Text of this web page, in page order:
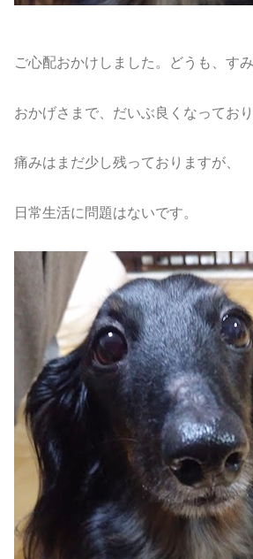
ご心配おかけしました。どうも、すみ
おかげさまで、だいぶ良くなっており
痛みはまだ少し残っておりますが、
日常生活に問題はないです。